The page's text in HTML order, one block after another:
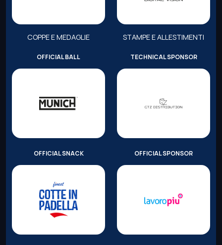
COPPE E MEDAGLIE STAMPE E ALLESTIMENTI
OFFICIAL BALL TECHNICAL SPONSOR
OFFICIAL SNACK OFFICIAL SPONSOR